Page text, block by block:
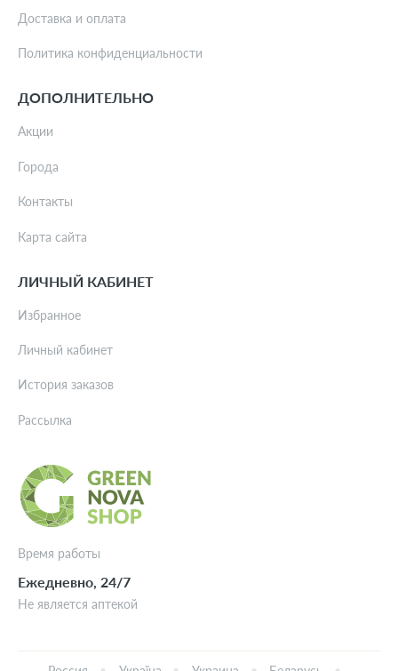
Время работы
Ежедневно, 24/7
Не является аптекой
Доставка и оплата
Политика конфиденциальности
ДОПОЛНИТЕЛЬНО
Акции
Города
Контакты
Карта сайта
ЛИЧНЫЙ КАБИНЕТ
Избранное
Личный кабинет
История заказов
Рассылка